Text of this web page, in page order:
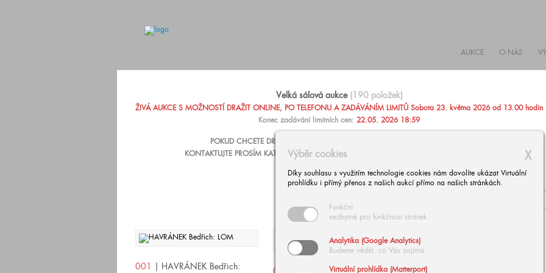
AUKCE O NÁS
X
Výběr cookies
Díky souhlasu s využitím technologie cookies nám dovolíte ukázat Virtuální
prohlídku i přímý přenos z našich aukcí přímo na našich stránkách.
Funkční
nezbytné pro funkčnost stránek
Analytika (Google Analytics)
Budeme vědět, co Vás zajímá
Virtuální prohlídka (Matterport)
Velká sálová aukce (190 položek)
ŽIVÁ AUKCE S MOŽNOSTÍ DRAŽIT ONLINE, PO TELEFONU A ZADÁVÁNÍM LIMITŮ Sobota 23. května 2026 od 13.00 hodin
Konec zadávání limitních cen: 22.05. 2026 18:59
POKUD CHCETE DRAŽIT PO TELEFONU NEBO ZADAT PEVNOU LIMITNÍ CENU
KONTAKTUJTE PROSÍM KATARÍNU ZÁRUBOVOU, +420 602 293 023,
001 | HAVRÁNEK Bedřich: